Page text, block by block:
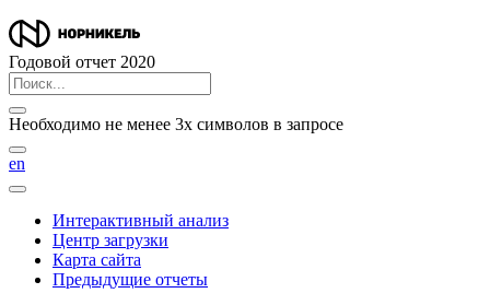
Годовой отчет 2020
Необходимо не менее 3х символов в запросе
en
Интерактивный анализ
Центр загрузки
Карта сайта
Предыдущие отчеты